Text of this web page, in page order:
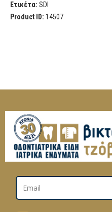
Ετικέτα: SDI
Product ID: 14507